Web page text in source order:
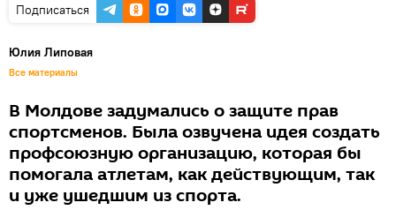
Подписаться
Юлия Липовая
Все материалы
В Молдове задумались о защите прав
спортсменов. Была озвучена идея создать
профсоюзную организацию, которая бы
помогала атлетам, как действующим, так
и уже ушедшим из спорта.